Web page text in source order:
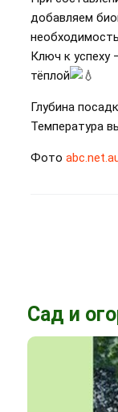
добавляем
Ключ к успеху
тёплой
Глубина
Температура
Фото
Сад и